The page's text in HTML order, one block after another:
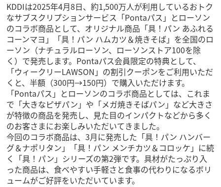
KDDIは2025年4月8日、約1,500万人が利用しているおトク
なサブスクリプションサービス「Pontaパス」とローソン
のコラボ商品として、オリジナル商品「具！パン あふれる
コーンマヨ」「具！パン ハムカツ＆焼きそば」を全国のロ
ーソン（ナチュラルローソン、ローソンストア100を除
く）で発売します。Pontaパス会員限定の特典として、
「ウィークリーLAWSON」の割引クーポンをご利用いただ
くと、半額（300円→150円）で購入いただけます。
「Pontaパス」とローソンのコラボ商品としては、これま
で「大きなピザパン」や「メガ焼きそばパン」など大きさ
が特徴の商品を発売し、見た目のインパクトなどから多く
のお客さまにお楽しみいただいてきました。
今回のコラボ商品は、3月に発売した「具！パン ハンバー
グ＆ナポリタン」「具！パン メンチカツ＆コロッケ」に続
く「具！パン」シリーズの第2弾です。具材がたっぷり入
った商品は、食べやすい手軽さと食事の代わりになるボリ
ュームがご好評をいただいています。